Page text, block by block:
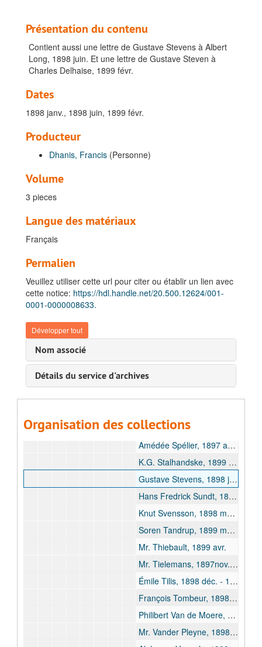
Présentation du contenu
Contient aussi une lettre de Gustave Stevens à Albert
Long, 1898 juin. Et une lettre de Gustave Steven à
Charles Delhaise, 1899 févr.
Dates
1898 janv., 1898 juin, 1899 févr.
Producteur
Dhanis, Francis (Personne)
Volume
3 pieces
Langue des matériaux
Français
Permalien
Veuillez utiliser cette url pour citer ou établir un lien avec
cette notice: https://hdl.handle.net/20.500.12624/001-
0001-0000008633.
Développer tout
Nom associé
Détails du service d'archives
Organisation des collections
Alban Lemaire, 1898 oct. - 1898 nov.
Marcus Marcussen, 1898 oct.
[Albert Page ?], 1899 janv.
Fernand Paternoster, bulk: 1899 janv., 1899 avr.
Victor Rue, 1897 juin, 1898 juin, 1898 déc.
Karl Sandelin, 1898 nov. - 1898 déc.
M. Sortet, 1899 janv., 1899 mai.
Amédée Spélier, 1897 août
K.G. Stalhandske, 1899 avr.
Gustave Stevens, 1898 janv., 1898 juin, 1899 févr.
Hans Fredrick Sundt, 1898 nov. - 1898 déc.
Knut Svensson, 1898 mars - 1898 août
Soren Tandrup, 1899 mai - 1899 juill.
Mr. Thiebault, 1899 avr.
Mr. Tielemans, 1897nov., 1898 juin.
Émile Tilis, 1898 déc. - 1899 janv.
François Tombeur, 1898 janv.
Philibert Van de Moere, 1898 juin
Mr. Vander Pleyne, 1898 déc.